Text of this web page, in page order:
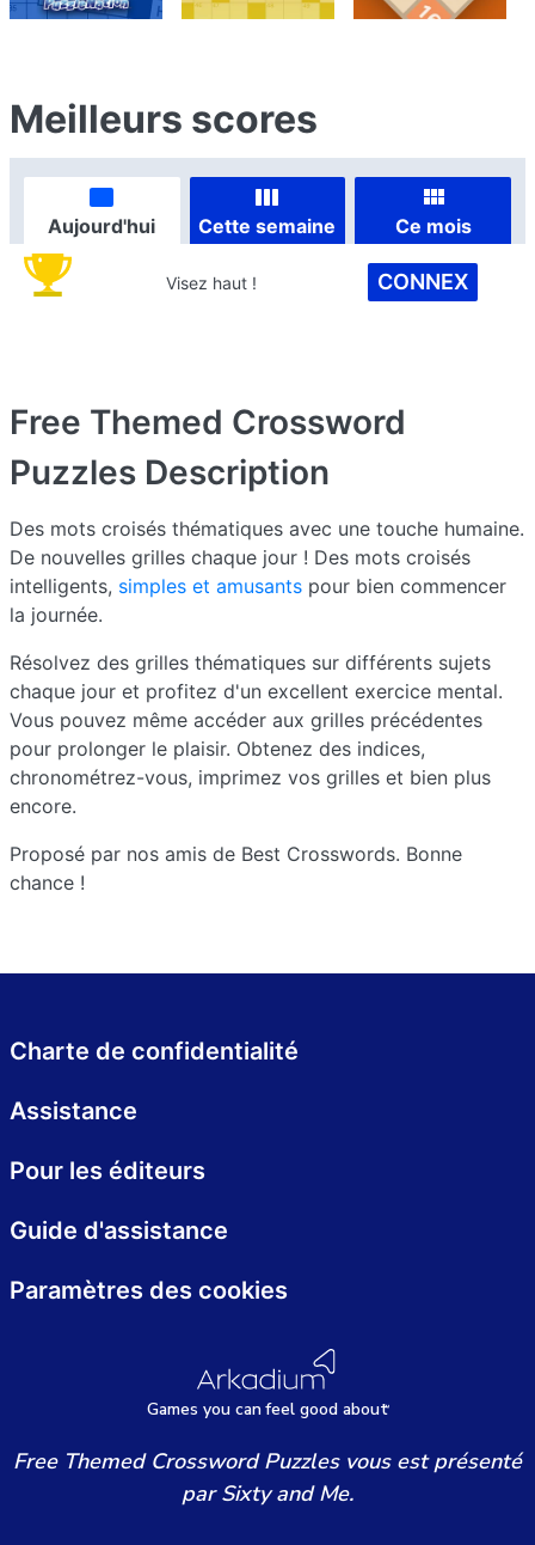
Meilleurs scores
Aujourd'hui Cette semaine Ce mois
Visez haut ! CONNEX
Free Themed Crossword
Puzzles Description
Des mots croisés thématiques avec une touche humaine.
De nouvelles grilles chaque jour ! Des mots croisés
intelligents, simples et amusants pour bien commencer
la journée.
Résolvez des grilles thématiques sur différents sujets
chaque jour et profitez d'un excellent exercice mental.
Vous pouvez même accéder aux grilles précédentes
pour prolonger le plaisir. Obtenez des indices,
chronométrez-vous, imprimez vos grilles et bien plus
encore.
Proposé par nos amis de Best Crosswords. Bonne
chance !
Games you canfeel good about
Charte de confidentialité
Assistance
Pour les éditeurs
Guide d'assistance
Paramètres des cookies
Free Themed Crossword Puzzles vous est présenté
par Sixty and Me.